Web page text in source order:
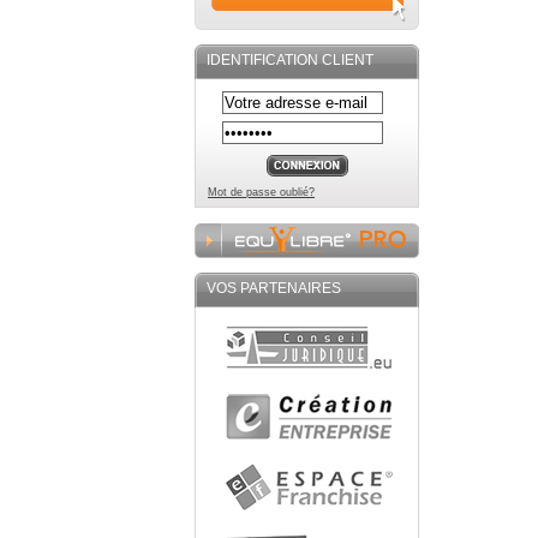
IDENTIFICATION CLIENT
Mot de passe oublié?
VOS PARTENAIRES